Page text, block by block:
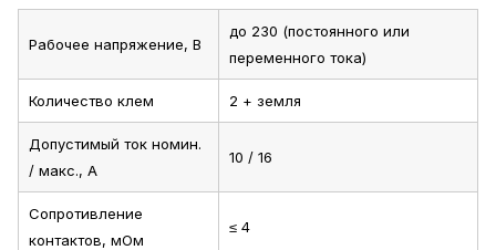
Рабочее напряжение, В
до 230 (постоянного или
переменного тока)
Количество клем 2 + земля
Допустимый ток номин.
/ макс., А
10 / 16
Сопротивление
контактов, мОм
≤ 4